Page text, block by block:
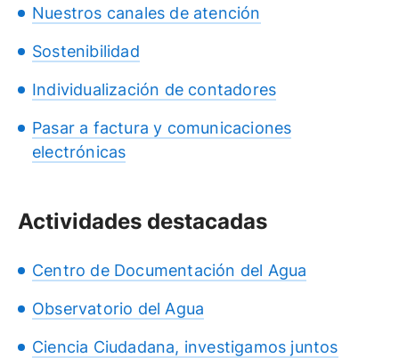
Nuestros canales de atención
Sostenibilidad
Individualización de contadores
Pasar a factura y comunicaciones
electrónicas
Actividades destacadas
Centro de Documentación del Agua
Observatorio del Agua
Ciencia Ciudadana, investigamos juntos